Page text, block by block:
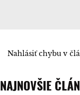
Nahlásiť chybu v
NAJNOVŠIE